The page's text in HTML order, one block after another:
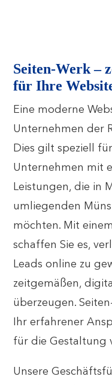
Seiten-Werk –
für Ihre
Eine moderne
Unternehmen der
Dies gilt speziell
Unternehmen mit
Leistungen, die in
umliegenden
möchten. Mit
schaffen Sie es,
Leads online zu
zeitgemäßen,
überzeugen.
Ihr erfahrener
für die Gestaltung
Unsere